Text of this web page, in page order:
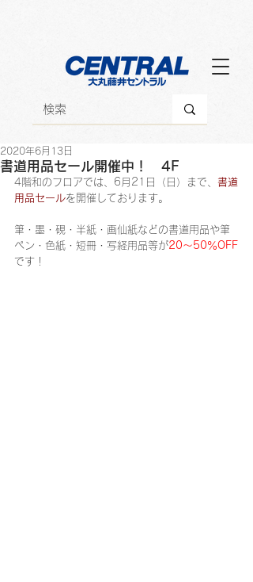
書道用品セール開催中！ 4F
2020年6月13日
4階和のフロアでは、6月21日（日）まで、 書道
用品セールを開催しております。
筆・墨・硯・半紙・画仙紙などの書道用品や筆
ペン・色紙・短冊・写経用品等が20～50％OFF
です！